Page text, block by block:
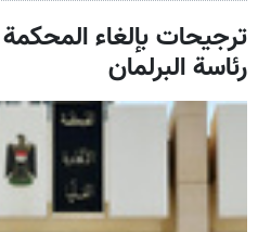
ترجيحات بإلغاء المحكمة
رئاسة البرلمان